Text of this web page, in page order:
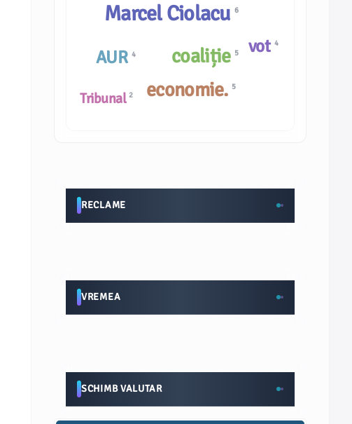
AUR 4 coaliție 5
Marcel Ciolacu 6
Tribunal 2 economie. 5
vot 4
RECLAME
VREMEA
SCHIMB VALUTAR